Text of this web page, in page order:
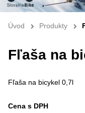
Úvod Produkty
Fľaša na
Fľaša na bicykel 0,7l
Cena s DPH